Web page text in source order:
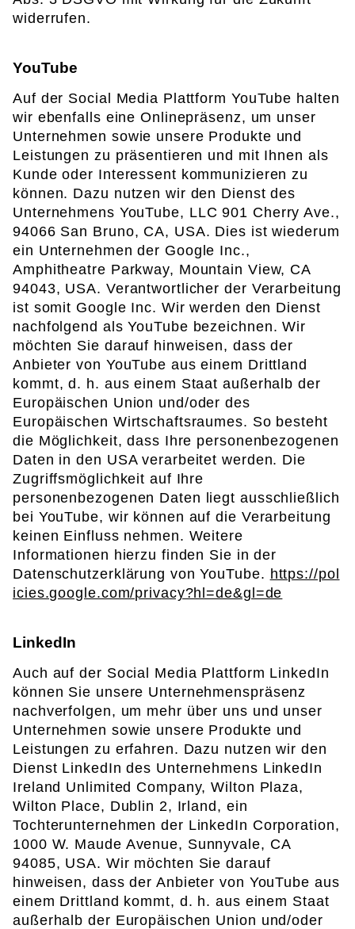
widerrufen.
YouTube
Auf der Social Media Plattform YouTube halten
wir ebenfalls eine Onlinepräsenz, um unser
Unternehmen sowie unsere Produkte und
Leistungen zu präsentieren und mit Ihnen als
Kunde oder Interessent kommunizieren zu
können. Dazu nutzen wir den Dienst des
Unternehmens YouTube, LLC 901 Cherry Ave.,
94066 San Bruno, CA, USA. Dies ist wiederum
ein Unternehmen der Google Inc.,
Amphitheatre Parkway, Mountain View, CA
94043, USA. Verantwortlicher der Verarbeitung
ist somit Google Inc. Wir werden den Dienst
nachfolgend als YouTube bezeichnen. Wir
möchten Sie darauf hinweisen, dass der
Anbieter von YouTube aus einem Drittland
kommt, d. h. aus einem Staat außerhalb der
Europäischen Union und/oder des
Europäischen Wirtschaftsraumes. So besteht
die Möglichkeit, dass Ihre personenbezogenen
Daten in den USA verarbeitet werden. Die
Zugriffsmöglichkeit auf Ihre
personenbezogenen Daten liegt ausschließlich
bei YouTube, wir können auf die Verarbeitung
keinen Einfluss nehmen. Weitere
Informationen hierzu finden Sie in der
Datenschutzerklärung von YouTube. https://pol
icies.google.com/privacy?hl=de&gl=de
LinkedIn
Auch auf der Social Media Plattform LinkedIn
können Sie unsere Unternehmenspräsenz
nachverfolgen, um mehr über uns und unser
Unternehmen sowie unsere Produkte und
Leistungen zu erfahren. Dazu nutzen wir den
Dienst LinkedIn des Unternehmens LinkedIn
Ireland Unlimited Company, Wilton Plaza,
Wilton Place, Dublin 2, Irland, ein
Tochterunternehmen der LinkedIn Corporation,
1000 W. Maude Avenue, Sunnyvale, CA
94085, USA. Wir möchten Sie darauf
hinweisen, dass der Anbieter von YouTube aus
einem Drittland kommt, d. h. aus einem Staat
außerhalb der Europäischen Union und/oder